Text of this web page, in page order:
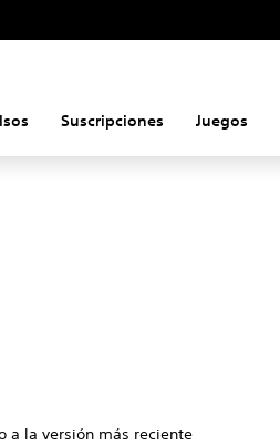
Suscripciones Juegos
a la versión más reciente